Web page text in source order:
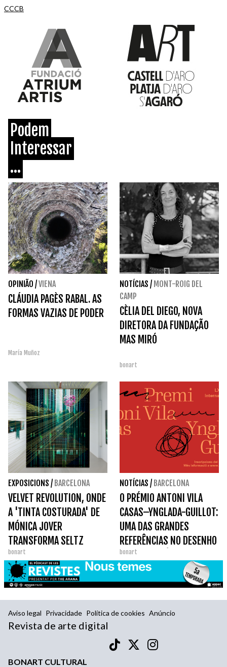
CCCB
Podem
Interessar
...
OPINIÃO /VIENA
CLÁUDIA PAGÈS RABAL. AS
FORMAS VAZIAS DE PODER
María Muñoz
NOTÍCIAS / MONT-ROIG DEL
CAMP
CÈLIA DEL DIEGO, NOVA
DIRETORA DA FUNDAÇÃO
MAS MIRÓ
bonart
EXPOSICIONS / BARCELONA
VELVET REVOLUTION, ONDE
A 'TINTA COSTURADA' DE
MÓNICA JOVER
TRANSFORMA SELTZ
bonart
NOTÍCIAS / BARCELONA
O PRÉMIO ANTONI VILA
CASAS–YNGLADA-GUILLOT:
UMA DAS GRANDES
REFERÊNCIAS NO DESENHO
CONTEMPORÂNEO.
bonart
Aviso legal Privacidade Política de cookies Anúncio
Revista de arte digital
BONART CULTURAL